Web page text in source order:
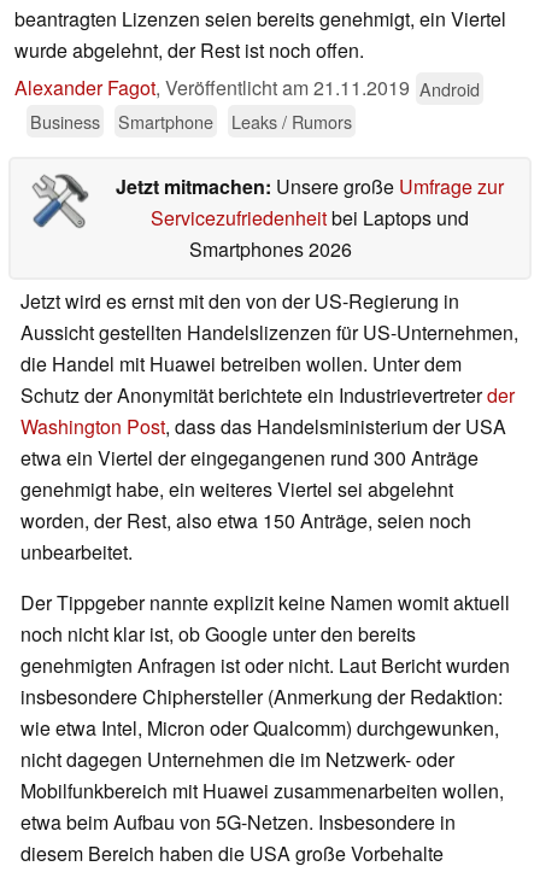
beantragten Lizenzen seien bereits genehmigt, ein Viertel
wurde abgelehnt, der Rest ist noch offen.
Alexander Fagot, Veröffentlicht am21.11.2019 Android
Business
Smartphone Leaks / Rumors
Jetzt mitmachen: Unsere große Umfrage zur
Servicezufriedenheitbei Laptops und
Smartphones 2026
Jetzt wird es ernst mit den von der US-Regierung in
Aussicht gestellten Handelslizenzen für US-Unternehmen,
die Handel mit Huawei betreiben wollen. Unter dem
Schutz der Anonymität berichtete ein Industrievertreterder
Washington Post, dass das Handelsministerium der USA
etwa ein Viertel der eingegangenen rund 300 Anträge
genehmigt habe, ein weiteres Viertel sei abgelehnt
worden, der Rest, also etwa 150 Anträge, seien noch
unbearbeitet.
Der Tippgeber nannte explizit keine Namen womit aktuell
noch nicht klar ist, ob Google unter den bereits
genehmigten Anfragen ist oder nicht. Laut Bericht wurden
insbesondere Chiphersteller (Anmerkung der Redaktion:
wie etwa Intel, Micron oder Qualcomm) durchgewunken,
nicht dagegen Unternehmen die im Netzwerk- oder
Mobilfunkbereich mit Huawei zusammenarbeiten wollen,
etwa beim Aufbau von 5G-Netzen. Insbesondere in
diesem Bereich haben die USA große Vorbehalte